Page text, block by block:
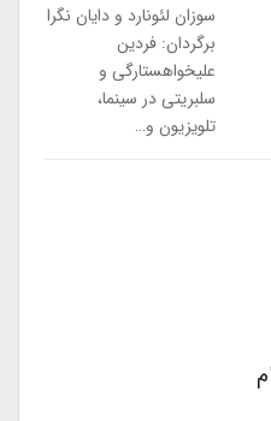
سوزان لئونارد و دایان نگرا
برگردان: فردین
علیخواهستارگی و
سلبریتی در سینما،
تلویزیون و…